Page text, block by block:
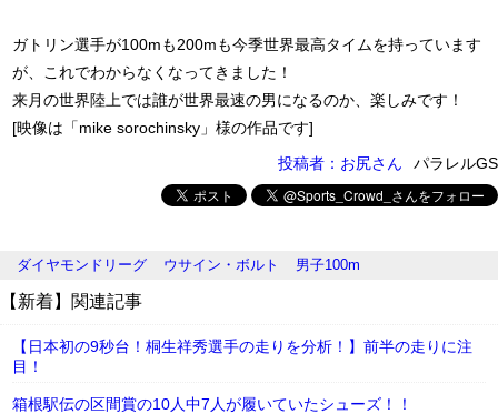
ガトリン選手が100mも200mも今季世界最高タイムを持っています
が、これでわからなくなってきました！
来月の世界陸上では誰が世界最速の男になるのか、楽しみです！
[映像は「mike sorochinsky」様の作品です]
投稿者：お尻さん
パラレルGS
ダイヤモンドリーグ ウサイン・ボルト 男子100m
【新着】関連記事
【日本初の9秒台！桐生祥秀選手の走りを分析！】前半の走りに注
目！
箱根駅伝の区間賞の10人中7人が履いていたシューズ！！